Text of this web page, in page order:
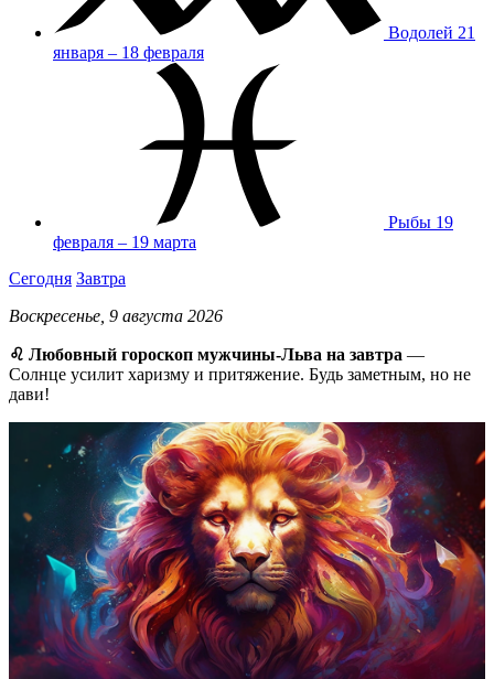
Водолей 21
января – 18 февраля
Рыбы 19
февраля – 19 марта
Сегодня Завтра
Воскресенье, 9 августа 2026
♌ Любовный гороскоп мужчины-Льва на завтра —
Солнце усилит харизму и притяжение. Будь заметным, но не
дави!